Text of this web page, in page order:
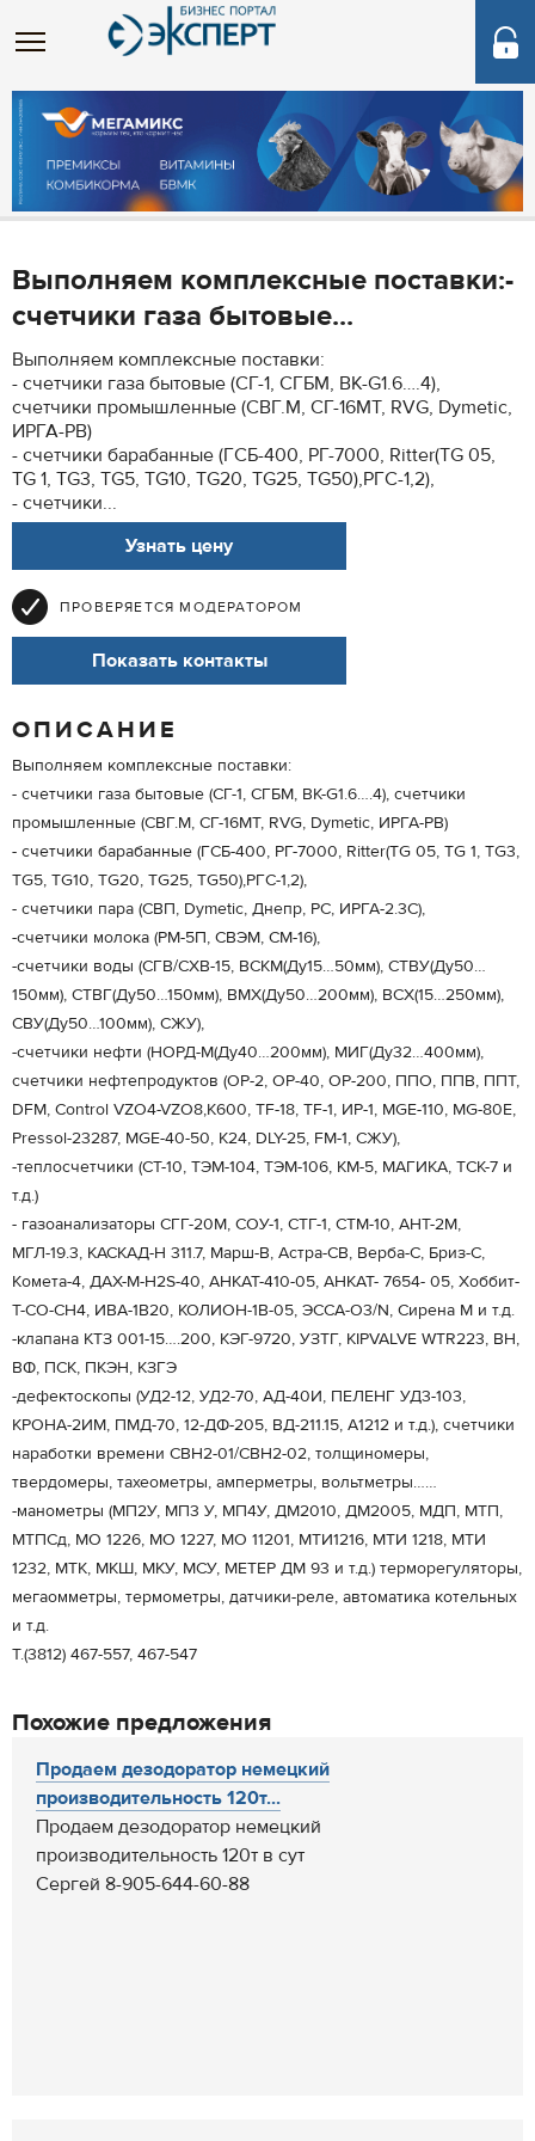
Выполняем комплексные поставки:-
счетчики газа бытовые...
Выполняем комплексные поставки:
- счетчики газа бытовые (СГ-1, СГБМ, ВК-G1.6….4),
счетчики промышленные (СВГ.М, СГ-16МТ, RVG, Dymetic,
ИРГА-РВ)
- счетчики барабанные (ГСБ-400, РГ-7000, Ritter(TG 05,
TG 1, TG3, TG5, TG10, TG20, TG25, TG50),РГС-1,2),
- счетчики...
Узнать цену
ПРОВЕРЯЕТСЯ МОДЕРАТОРОМ
Показать контакты
ОПИСАНИЕ
Выполняем комплексные поставки:
- счетчики газа бытовые (СГ-1, СГБМ, ВК-G1.6….4), счетчики
промышленные (СВГ.М, СГ-16МТ, RVG, Dymetic, ИРГА-РВ)
- счетчики барабанные (ГСБ-400, РГ-7000, Ritter(TG 05, TG 1, TG3,
TG5, TG10, TG20, TG25, TG50),РГС-1,2),
- счетчики пара (СВП, Dymetic, Днепр, РС, ИРГА-2.3С),
-счетчики молока (РМ-5П, СВЭМ, СМ-16),
-счетчики воды (СГВ/СХВ-15, ВСКМ(Ду15…50мм), СТВУ(Ду50…
150мм), СТВГ(Ду50…150мм), ВМХ(Ду50…200мм), ВСХ(15…250мм),
СВУ(Ду50…100мм), СЖУ),
-счетчики нефти (НОРД-М(Ду40…200мм), МИГ(Ду32…400мм),
счетчики нефтепродуктов (ОР-2, ОР-40, ОР-200, ППО, ППВ, ППТ,
DFM, Control VZO4-VZO8,К600, TF-18, TF-1, ИР-1, MGE-110, MG-80E,
Pressol-23287, MGE-40-50, К24, DLY-25, FM-1, СЖУ),
-теплосчетчики (СТ-10, ТЭМ-104, ТЭМ-106, КМ-5, МАГИКА, ТСК-7 и
т.д.)
- газоанализаторы CГГ-20М, СОУ-1, СТГ-1, СТМ-10, АНТ-2М,
МГЛ-19.3, КАСКАД-Н 311.7, Марш-В, Астра-СВ, Верба-С, Бриз-С,
Комета-4, ДАХ-М-H2S-40, АНКАТ-410-05, АНКАТ- 7654- 05, Хоббит-
Т-CO-CH4, ИВА-1В20, КОЛИОН-1В-05, ЭССА-О3/N, Сирена М и т.д.
-клапана КТЗ 001-15….200, КЭГ-9720, УЗТГ, KIPVALVE WTR223, ВН,
ВФ, ПСК, ПКЭН, КЗГЭ
-дефектоскопы (УД2-12, УД2-70, АД-40И, ПЕЛЕНГ УД3-103,
КРОНА-2ИМ, ПМД-70, 12-ДФ-205, ВД-211.15, А1212 и т.д.), счетчики
наработки времени СВН2-01/СВН2-02, толщиномеры,
твердомеры, тахеометры, амперметры, вольтметры……
-манометры (МП2У, МП3 У, МП4У, ДМ2010, ДМ2005, МДП, МТП,
МТПСд, МО 1226, МО 1227, МО 11201, МТИ1216, МТИ 1218, МТИ
1232, МТК, МКШ, МКУ, МСУ, МЕТЕР ДМ 93 и т.д.) терморегуляторы,
мегаомметры, термометры, датчики-реле, автоматика котельных
и т.д.
Т.(3812) 467-557, 467-547
Похожие предложения
Продаем дезодоратор немецкий
производительность 120т...
Продаем дезодоратор немецкий
производительность 120т в сут
Сергей 8-905-644-60-88